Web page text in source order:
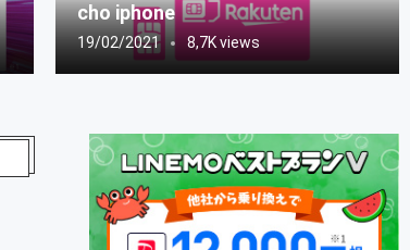
cho iphone
19/02/2021 8,7K views